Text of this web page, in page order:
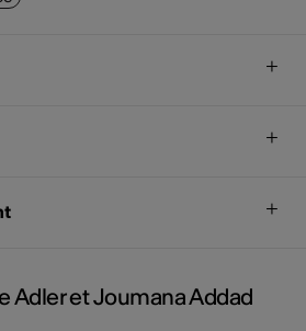
Adler et Joumana Addad